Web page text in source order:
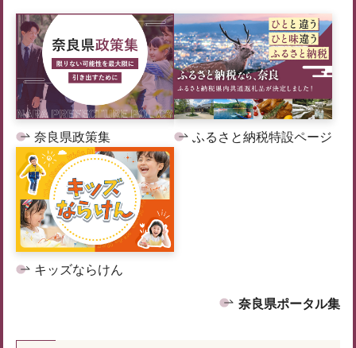
奈良県政策集 ふるさと納税特設ページ
キッズならけん
奈良県ポータル集